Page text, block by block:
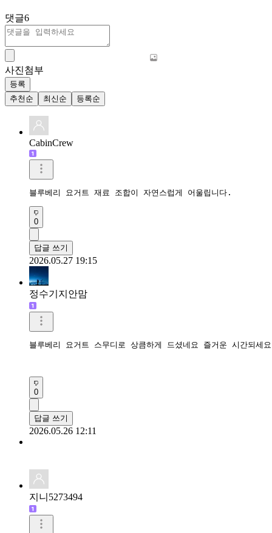
댓글6
사진첨부
등록
추천순
최신순 등록순
CabinCrew
블루베리 요거트 재료 조합이 자연스럽게 어울립니다.
0
답글 쓰기
2026.05.27 19:15
정수기지안맘
블루베리 요거트 스무디로 상큼하게 드셨네요 즐거운 시간되세
0
답글 쓰기
2026.05.26 12:11
지니5273494